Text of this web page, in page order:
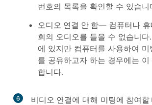
번호의 목록을 확인할 수 있습니
오디오 연결 안 함— 컴퓨터나 휴
회의 오디오를 들을 수 없습니다
에 있지만 컴퓨터를 사용하여 미
를 공유하고자 하는 경우에는 이
합니다.
6 비디오 연결에 대해 미팅에 참여할